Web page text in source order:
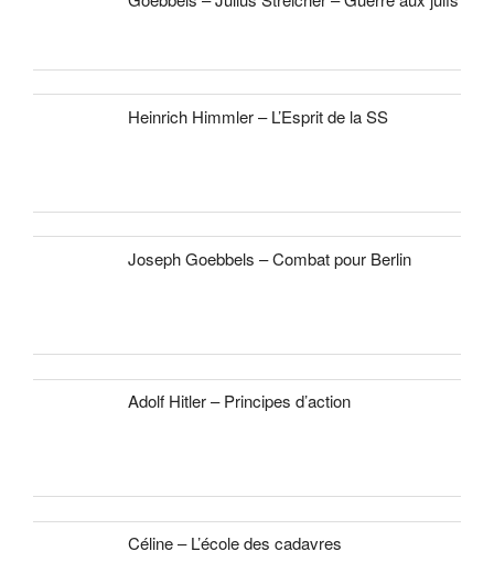
Heinrich Himmler – L’Esprit de la SS
Joseph Goebbels – Combat pour Berlin
Adolf Hitler – Principes d’action
Céline – L’école des cadavres